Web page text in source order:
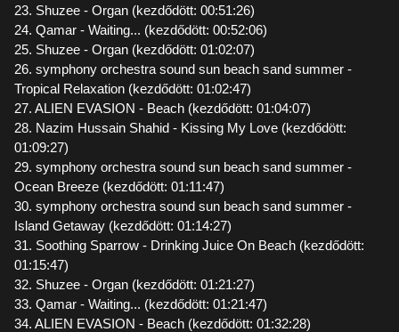
23. Shuzee - Organ (kezdődött: 00:51:26)
24. Qamar - Waiting... (kezdődött: 00:52:06)
25. Shuzee - Organ (kezdődött: 01:02:07)
26. symphony orchestra sound sun beach sand summer -
Tropical Relaxation (kezdődött: 01:02:47)
27. ALIEN EVASION - Beach (kezdődött: 01:04:07)
28. Nazim Hussain Shahid - Kissing My Love (kezdődött:
01:09:27)
29. symphony orchestra sound sun beach sand summer -
Ocean Breeze (kezdődött: 01:11:47)
30. symphony orchestra sound sun beach sand summer -
Island Getaway (kezdődött: 01:14:27)
31. Soothing Sparrow - Drinking Juice On Beach (kezdődött:
01:15:47)
32. Shuzee - Organ (kezdődött: 01:21:27)
33. Qamar - Waiting... (kezdődött: 01:21:47)
34. ALIEN EVASION - Beach (kezdődött: 01:32:28)